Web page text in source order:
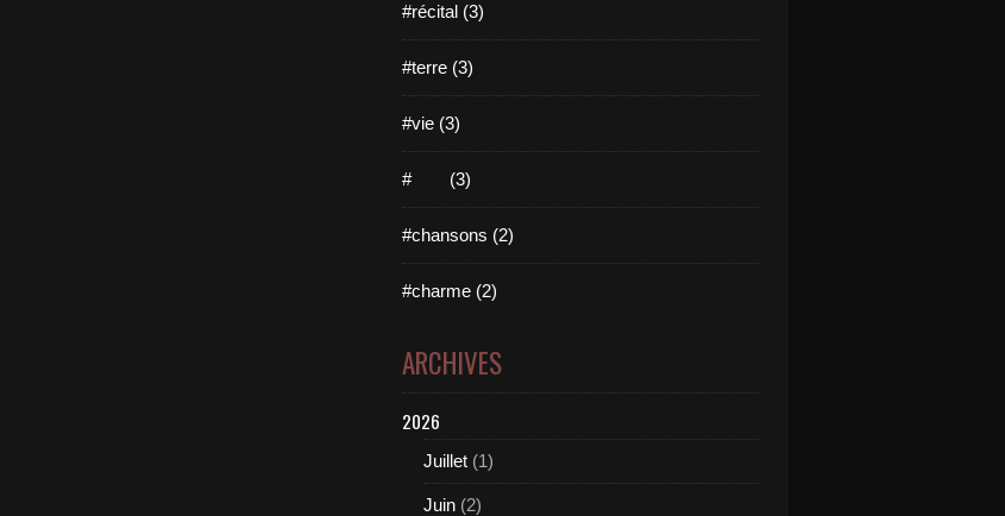
#récital (3)
#terre (3)
#vie (3)
# (3)
#chansons (2)
#charme (2)
ARCHIVES
2026
Juillet (1)
Juin (2)